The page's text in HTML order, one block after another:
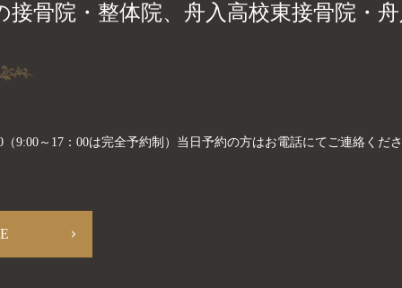
骨院・整体院、舟入高校東接骨院・舟
9:00～17：00は完全予約制）当日予約の方はお電話にてご連絡くだ